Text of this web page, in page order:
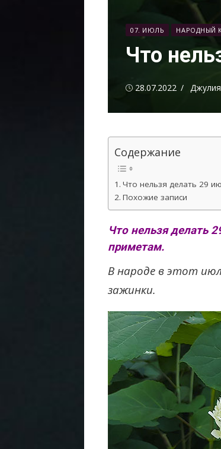
07. ИЮЛЬ НАРОДНЫЙ
Что
Опубликовано
28.07.2022 Автор
Содержание
Что нельзя делать 29
Похожие записи
Что нельзя делать
приметам.
В народе в этот
зажинки.